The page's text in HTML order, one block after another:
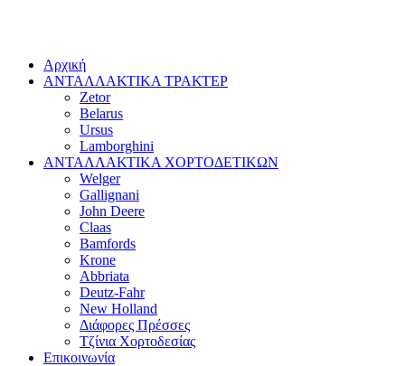
Αρχική
ΑΝΤΑΛΛΑΚΤΙΚΑ ΤΡΑΚΤΕΡ
Zetor
Belarus
Ursus
Lamborghini
ΑΝΤΑΛΛΑΚΤΙΚΑ ΧΟΡΤΟΔΕΤΙΚΩΝ
Welger
Gallignani
John Deere
Claas
Bamfords
Krone
Abbriata
Deutz-Fahr
New Holland
Διάφορες Πρέσσες
Τζίνια Χορτοδεσίας
Επικοινωνία